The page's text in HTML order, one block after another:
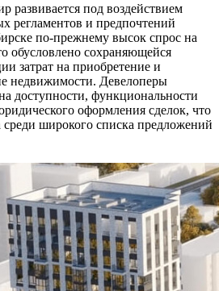
развивается под воздействием
регламентов и предпочтений
по-прежнему высок спрос на
обусловлено сохраняющейся
затрат на приобретение и
недвижимости. Девелоперы
доступности, функциональности
оформления сделок, что
широкого списка предложений